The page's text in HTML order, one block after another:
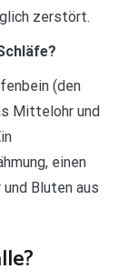
zerstört.
(den
Mittelohr und
einen
Bluten aus